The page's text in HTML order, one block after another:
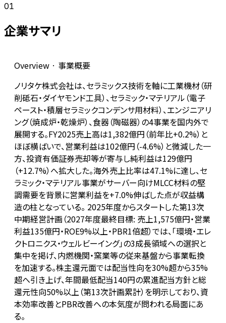
01
企業サマリ
Overview · 事業概要
ノリタケ株式会社は、セラミックス技術を軸に工業機材（研
削砥石・ダイヤモンド工具）、セラミック・マテリアル（電子
ペースト・積層セラミックコンデンサ用材料）、エンジニアリ
ング（焼成炉・乾燥炉）、食器（陶磁器）の4事業を国内外で
展開する。FY2025売上高は1,382億円（前年比+0.2%）と
ほぼ横ばいで、営業利益は102億円（-4.6%）と微減した一
方、投資有価証券売却等が寄与し純利益は129億円
（+12.7%）へ拡大した。海外売上比率は47.1%に達し、セ
ラミック・マテリアル事業がサーバー向けMLCC材料の堅
調需要を背景に営業利益を+7.0%伸ばした点が収益構
造の柱となっている。 2025年度からスタートした第13次
中期経営計画（2027年度最終目標: 売上1,575億円・営業
利益135億円・ROE9%以上・PBR1倍超）では、「環境・エレ
クトロニクス・ウェルビーイング」の3成長領域への選択と
集中を掲げ、内燃機関・窯業等の従来基盤から事業転換
を加速する。株主還元面では配当性向を30%超から35%
超へ引き上げ、年間最低配当140円の累進配当方針と総
還元性向50%以上（第13次計画累計）を明示しており、資
本効率改善とPBR改善への本気度が問われる局面にあ
る。